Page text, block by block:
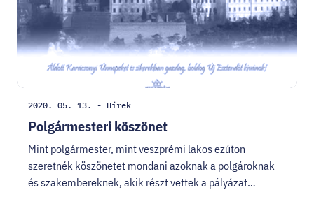
FacebookInstagramYouTube Twitter
EN
Polgármesteri köszönet
Létrehozás
2020. 05. 13. - Kategória:
Hírek
Mint polgármester, mint veszprémi lakos ezúton
szeretnék köszönetet mondani azoknak a polgároknak
és szakembereknek, akik részt vettek a pályázat…